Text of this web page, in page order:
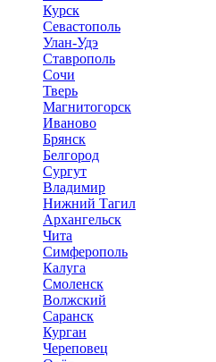
Курск
Севастополь
Улан-Удэ
Ставрополь
Сочи
Тверь
Магнитогорск
Иваново
Брянск
Белгород
Сургут
Владимир
Нижний Тагил
Архангельск
Чита
Симферополь
Калуга
Смоленск
Волжский
Саранск
Курган
Череповец